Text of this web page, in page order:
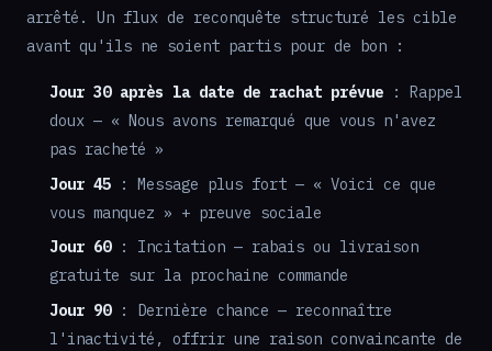
arrêté. Un flux de reconquête structuré les cible
avant qu'ils ne soient partis pour de bon :
Jour 30 après la date de rachat prévue : Rappel
doux — « Nous avons remarqué que vous n'avez
pas racheté »
Jour 45 : Message plus fort — « Voici ce que
vous manquez » + preuve sociale
Jour 60: Incitation — rabais ou livraison
gratuite sur la prochaine commande
Jour 90: Dernière chance — reconnaître
l'inactivité, offrir une raison convaincante de